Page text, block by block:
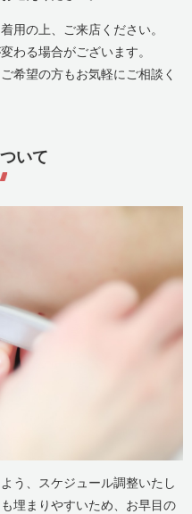
用の上、ご来店ください。
わる場合がございます。
希望の方もお気軽にご相談く
いて
う、スケジュール調整いたし
埋まりやすいため、お早目の